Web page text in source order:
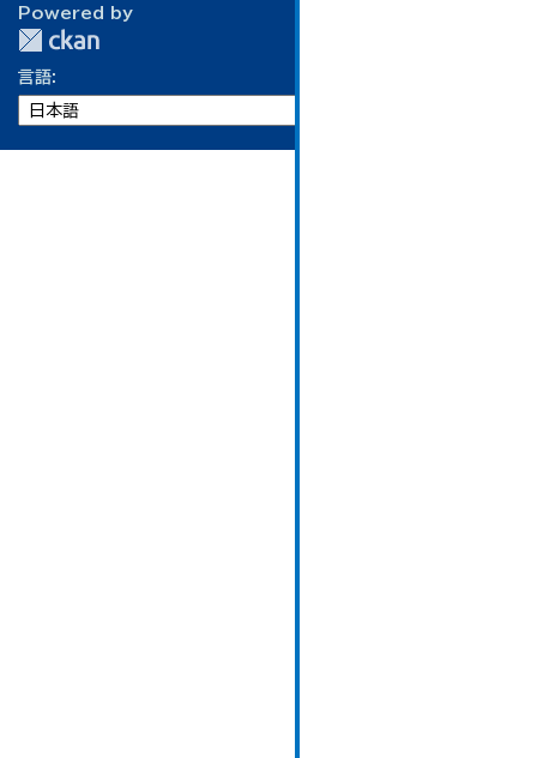
Powered by
言語